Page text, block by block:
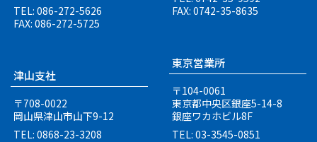
TEL: 086-272-5626
FAX: 086-272-5725
津山支社
〒708-0022
岡山県津山市山下9-12
TEL: 0868-23-3208
FAX: 0742-35-8635
東京営業所
〒104-0061
東京都中央区銀座5-14-8
銀座ワカホビル8F
TEL: 03-3545-0851